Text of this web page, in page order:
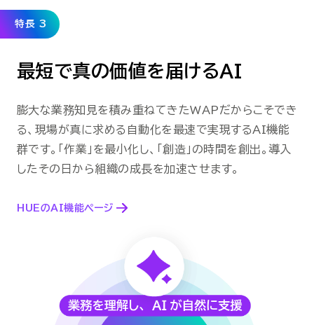
特長 3
最短で真の価値を届けるAI
膨大な業務知見を積み重ねてきたWAPだからこそでき
る、現場が真に求める自動化を最速で実現するAI機能
群です。「作業」を最小化し、「創造」の時間を創出。導入
したその日から組織の成長を加速させます。
HUEのAI機能ページ